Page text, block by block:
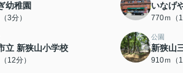
幼稚園
3分）
いなげ
770ｍ（
立 新狭山小学校
12分）
公園
新狭山
910ｍ（